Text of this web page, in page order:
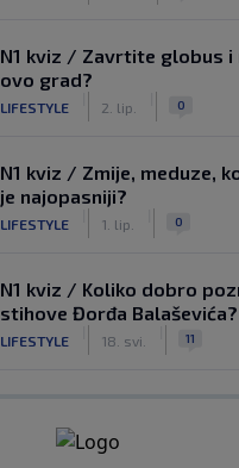
N1 kviz / Zavrtite globus i
ovo grad?
LIFESTYLE 2. lip. 0
N1 kviz / Zmije, meduze,
je najopasniji?
LIFESTYLE 1. lip. 0
N1 kviz / Koliko dobro
stihove Đorđa Balaševića?
LIFESTYLE 18. svi. 11